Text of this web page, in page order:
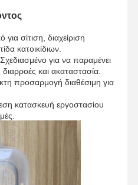
για σίτιση, διαχείριση
κατοικίδιων.
για να παραμένει
και ακαταστασία.
προσαρμογή διαθέσιμη για
κατασκευή εργοστασίου